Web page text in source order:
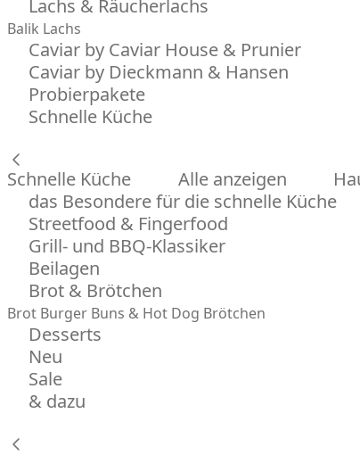
Lachs & Räucherlachs
Balik Lachs
Caviar by Caviar House & Prunier
Caviar by Dieckmann & Hansen
Probierpakete
Schnelle Küche
Schnelle Küche Alle anzeigen
das Besondere für die schnelle Küche
Streetfood & Fingerfood
Grill- und BBQ-Klassiker
Beilagen
Brot & Brötchen
Brot Burger Buns & Hot Dog Brötchen
Desserts
Neu
Sale
& dazu